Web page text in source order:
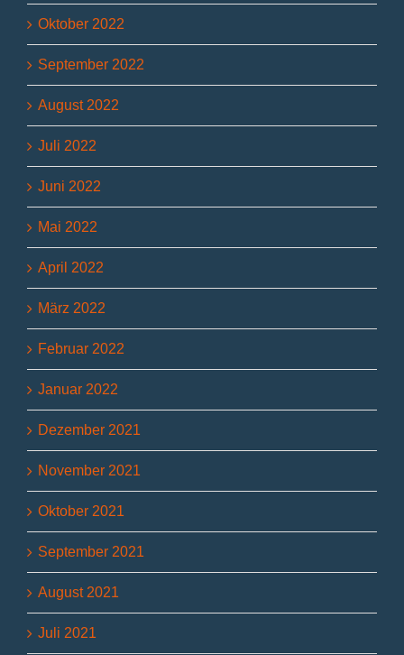
Oktober 2022
September 2022
August 2022
Juli 2022
Juni 2022
Mai 2022
April 2022
März 2022
Februar 2022
Januar 2022
Dezember 2021
November 2021
Oktober 2021
September 2021
August 2021
Juli 2021